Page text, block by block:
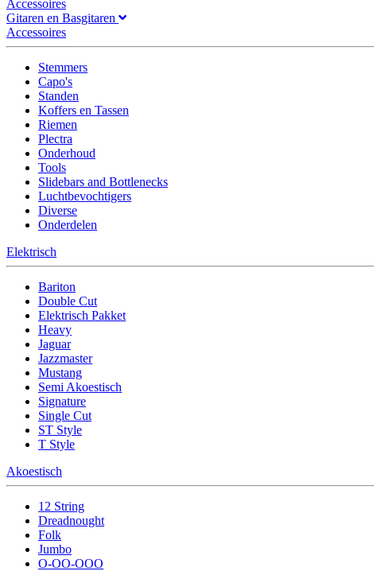
Accessoires
Gitaren en Basgitaren
Accessoires
Stemmers
Capo's
Standen
Koffers en Tassen
Riemen
Plectra
Onderhoud
Tools
Slidebars and Bottlenecks
Luchtbevochtigers
Diverse
Onderdelen
Elektrisch
Bariton
Double Cut
Elektrisch Pakket
Heavy
Jaguar
Jazzmaster
Mustang
Semi Akoestisch
Signature
Single Cut
ST Style
T Style
Akoestisch
12 String
Dreadnought
Folk
Jumbo
O-OO-OOO